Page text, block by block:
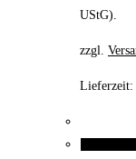
UStG).
zzgl.
Lieferzeit: